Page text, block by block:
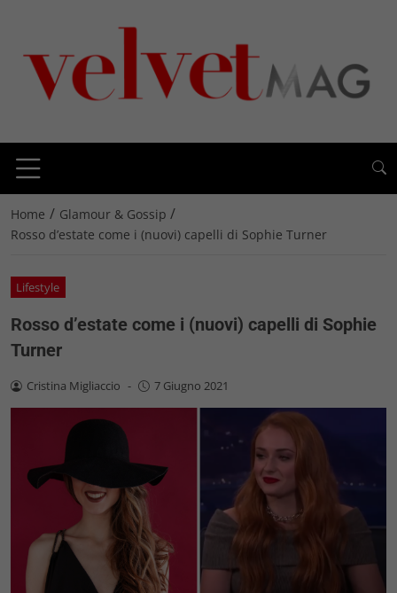
Home / Glamour & Gossip /
Rosso d’estate come i (nuovi) capelli di Sophie Turner
Lifestyle
Rosso d’estate come i (nuovi) capelli di Sophie
Turner
Cristina Migliaccio - 7 Giugno 2021